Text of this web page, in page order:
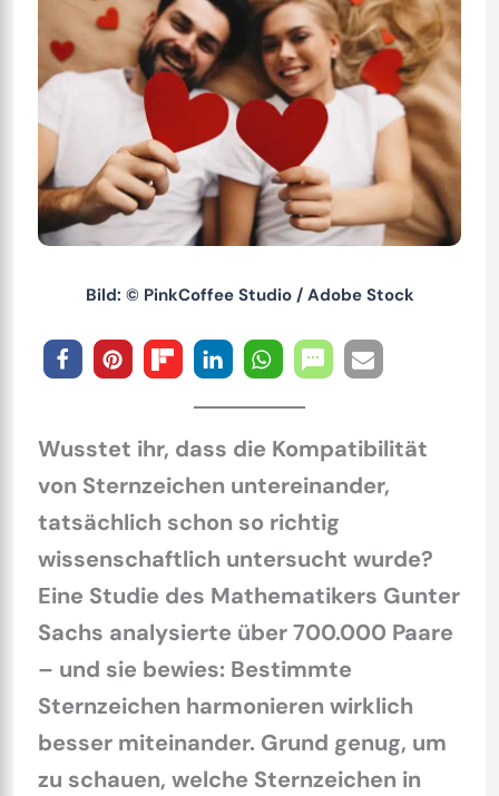
Bild: © PinkCoffee Studio / Adobe Stock
Wusstet ihr, dass die Kompatibilität
von Sternzeichen untereinander,
tatsächlich schon so richtig
wissenschaftlich untersucht wurde?
Eine Studie des Mathematikers Gunter
Sachs analysierte über 700.000 Paare
– und sie bewies: Bestimmte
Sternzeichen harmonieren wirklich
besser miteinander. Grund genug, um
zu schauen, welche Sternzeichen in